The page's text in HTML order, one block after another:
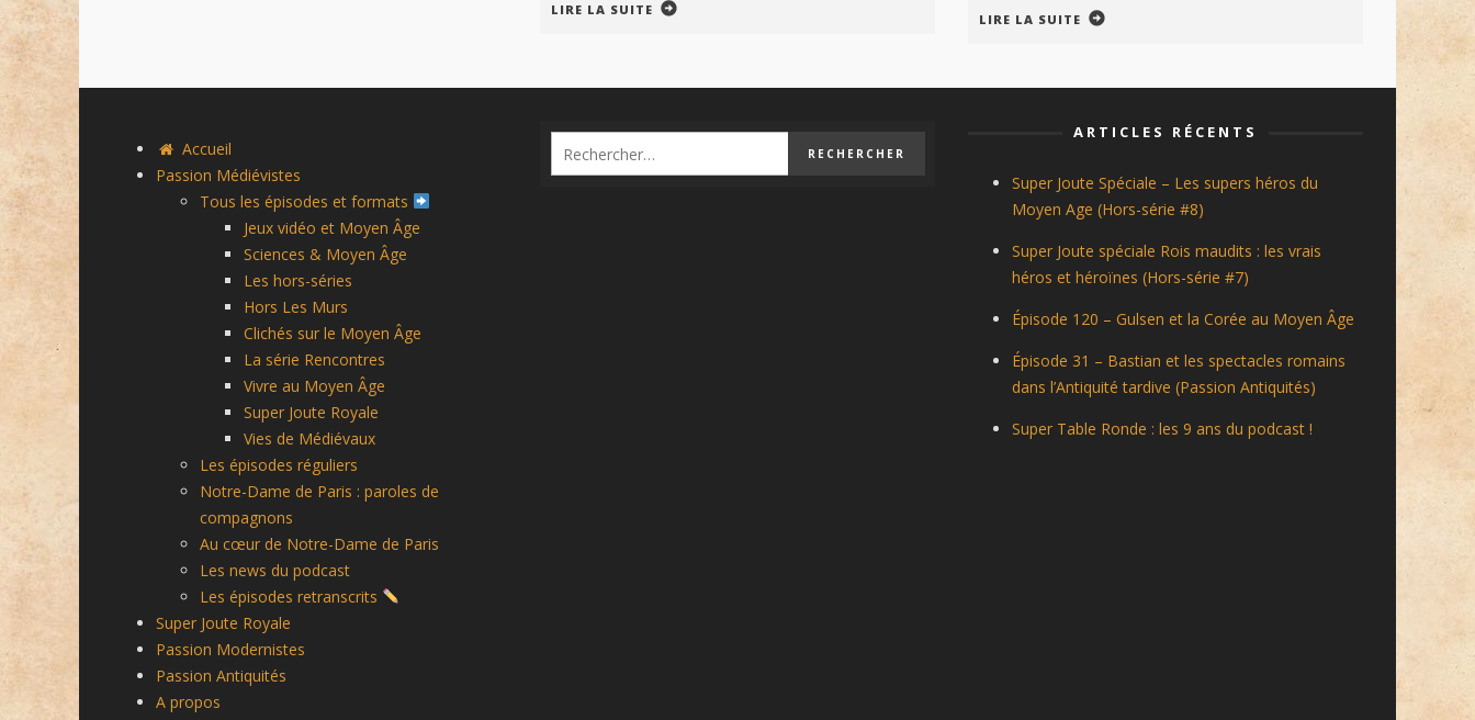
LIRE LA SUITE
LIRE LA SUITE
Accueil
Passion Médiévistes
Tous les épisodes et formats
Jeux vidéo et Moyen Âge
Sciences & Moyen Âge
Les hors-séries
Hors Les Murs
Clichés sur le Moyen Âge
La série Rencontres
Vivre au Moyen Âge
Super Joute Royale
Vies de Médiévaux
Les épisodes réguliers
Notre-Dame de Paris : paroles de
compagnons
Au cœur de Notre-Dame de Paris
Les news du podcast
Les épisodes retranscrits
Super Joute Royale
Passion Modernistes
Passion Antiquités
A propos
ARTICLES RÉCENTS
Super Joute Spéciale – Les supers héros du
Moyen Age (Hors-série #8)
Super Joute spéciale Rois maudits : les vrais
héros et héroïnes (Hors-série #7)
Épisode 120 – Gulsen et la Corée au Moyen Âge
Épisode 31 – Bastian et les spectacles romains
dans l’Antiquité tardive (Passion Antiquités)
Super Table Ronde : les 9 ans du podcast !